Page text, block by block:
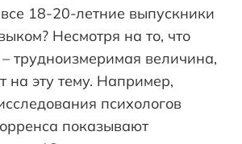
18-20-летние выпускники
Несмотря на то, что
– трудноизмеримая величина,
на эту тему. Например,
психологов
показывают